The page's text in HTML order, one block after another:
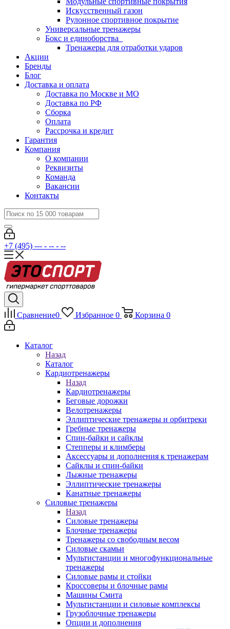
Искусственный газон
Рулонное спортивное покрытие
Универсальные тренажеры
Бокс и единоборства
Тренажеры для отработки ударов
Акции
Бренды
Блог
Доставка и оплата
Доставка по Москве и МО
Доставка по РФ
Сборка
Оплата
Рассрочка и кредит
Гарантия
Компания
О компании
Реквизиты
Команда
Вакансии
Контакты
+7 (495) --- - -- - --
Сравнение0 Избранное 0 Корзина 0
Каталог
Назад
Каталог
Кардиотренажеры
Назад
Кардиотренажеры
Беговые дорожки
Велотренажеры
Эллиптические тренажеры и орбитреки
Гребные тренажеры
Спин-байки и сайклы
Степперы и климберы
Аксессуары и дополнения к тренажерам
Сайклы и спин-байки
Лыжные тренажеры
Эллиптические тренажеры
Канатные тренажеры
Силовые тренажеры
Назад
Силовые тренажеры
Блочные тренажеры
Тренажеры со свободным весом
Силовые скамьи
Мультистанции и многофункциональные
тренажеры
Силовые рамы и стойки
Кроссоверы и блочные рамы
Машины Смита
Мультистанции и силовые комплексы
Грузоблочные тренажеры
Опции и дополнения